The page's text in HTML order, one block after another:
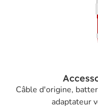
Câble d'origine,
adaptateur